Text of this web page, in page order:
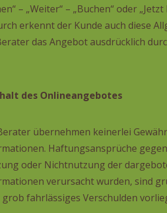
– „Weiter“ – „Buchen“ oder
erkennt der Kunde auch diese
das Angebot ausdrücklich
des Onlineangebotes
übernehmen keinerlei
Haftungsansprüche
oder Nichtnutzung der
verursacht wurden, sind
fahrlässiges Verschulden